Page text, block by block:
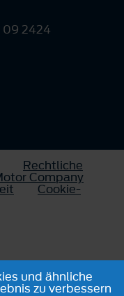
09 2424
Rechtliche
Company
Cookie-
und ähnliche
zu verbessern